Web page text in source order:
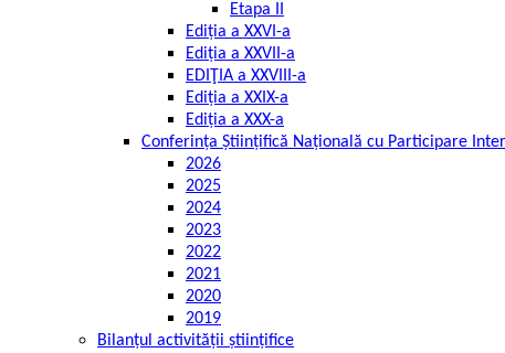
Etapa II
Ediția a XXVI-a
Ediția a XXVII-a
EDIŢIA a XXVIII-a
Ediția a XXIX-a
Ediția a XXX-a
Conferința Științifică Națională cu Participare
2026
2025
2024
2023
2022
2021
2020
2019
Bilanțul activității științifice